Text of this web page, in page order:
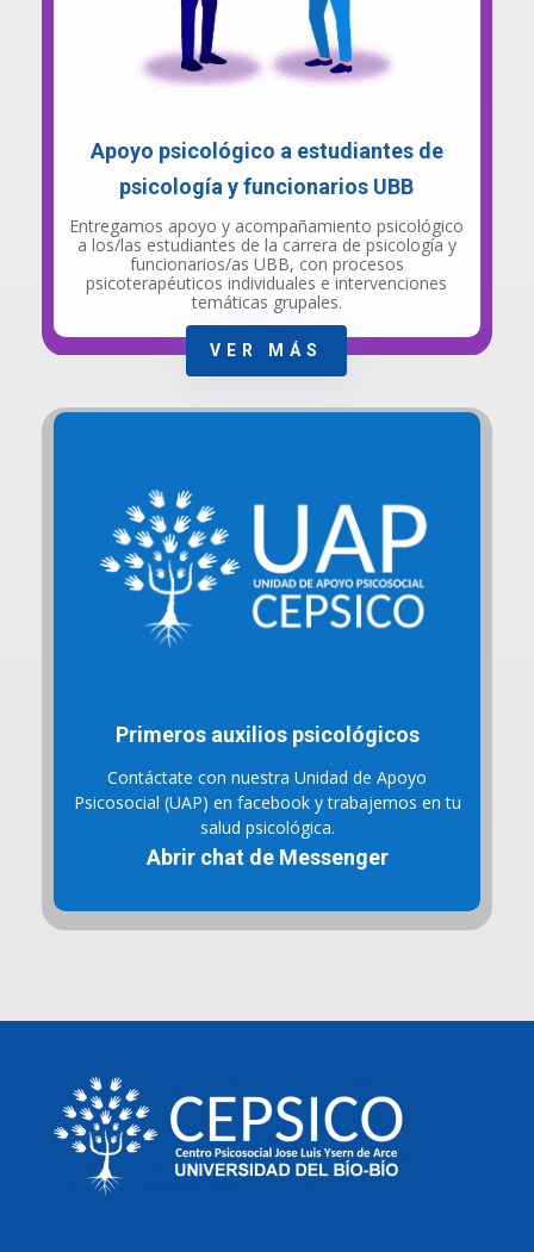
Apoyo psicológico a estudiantes de
psicología y funcionarios UBB
Entregamos apoyo y acompañamiento psicológico
a los/las estudiantes de la carrera de psicología y
funcionarios/as UBB, con procesos
psicoterapéuticos individuales e intervenciones
temáticas grupales.
VER MÁS
Primeros auxilios psicológicos
Contáctate con nuestra Unidad de Apoyo
Psicosocial (UAP) en facebook y trabajemos en tu
salud psicológica.
Abrir chat de Messenger